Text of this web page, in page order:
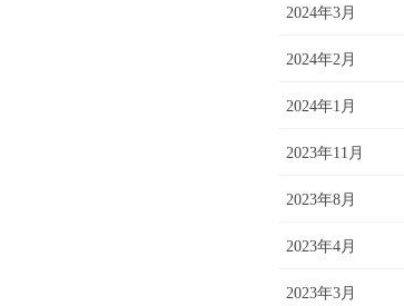
2024年3月
2024年2月
2024年1月
2023年11月
2023年8月
2023年4月
2023年3月